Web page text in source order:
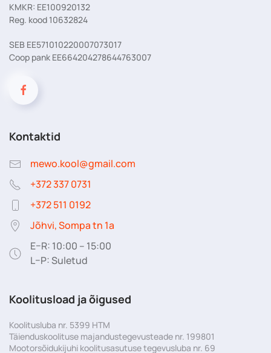
KMKR: EE100920132
Reg. kood 10632824
SEB EE571010220007073017
Coop pank EE664204278644763007
Kontaktid
mewo.kool@gmail.com
+372 337 0731
+372 511 0192
Jõhvi, Sompa tn 1a
E–R: 10:00 – 15:00
L–P: Suletud
Koolitusload ja õigused
Koolitusluba nr. 5399 HTM
Täienduskoolituse majandustegevusteade nr. 199801
Mootorsõidukijuhi koolitusasutuse tegevusluba nr. 69